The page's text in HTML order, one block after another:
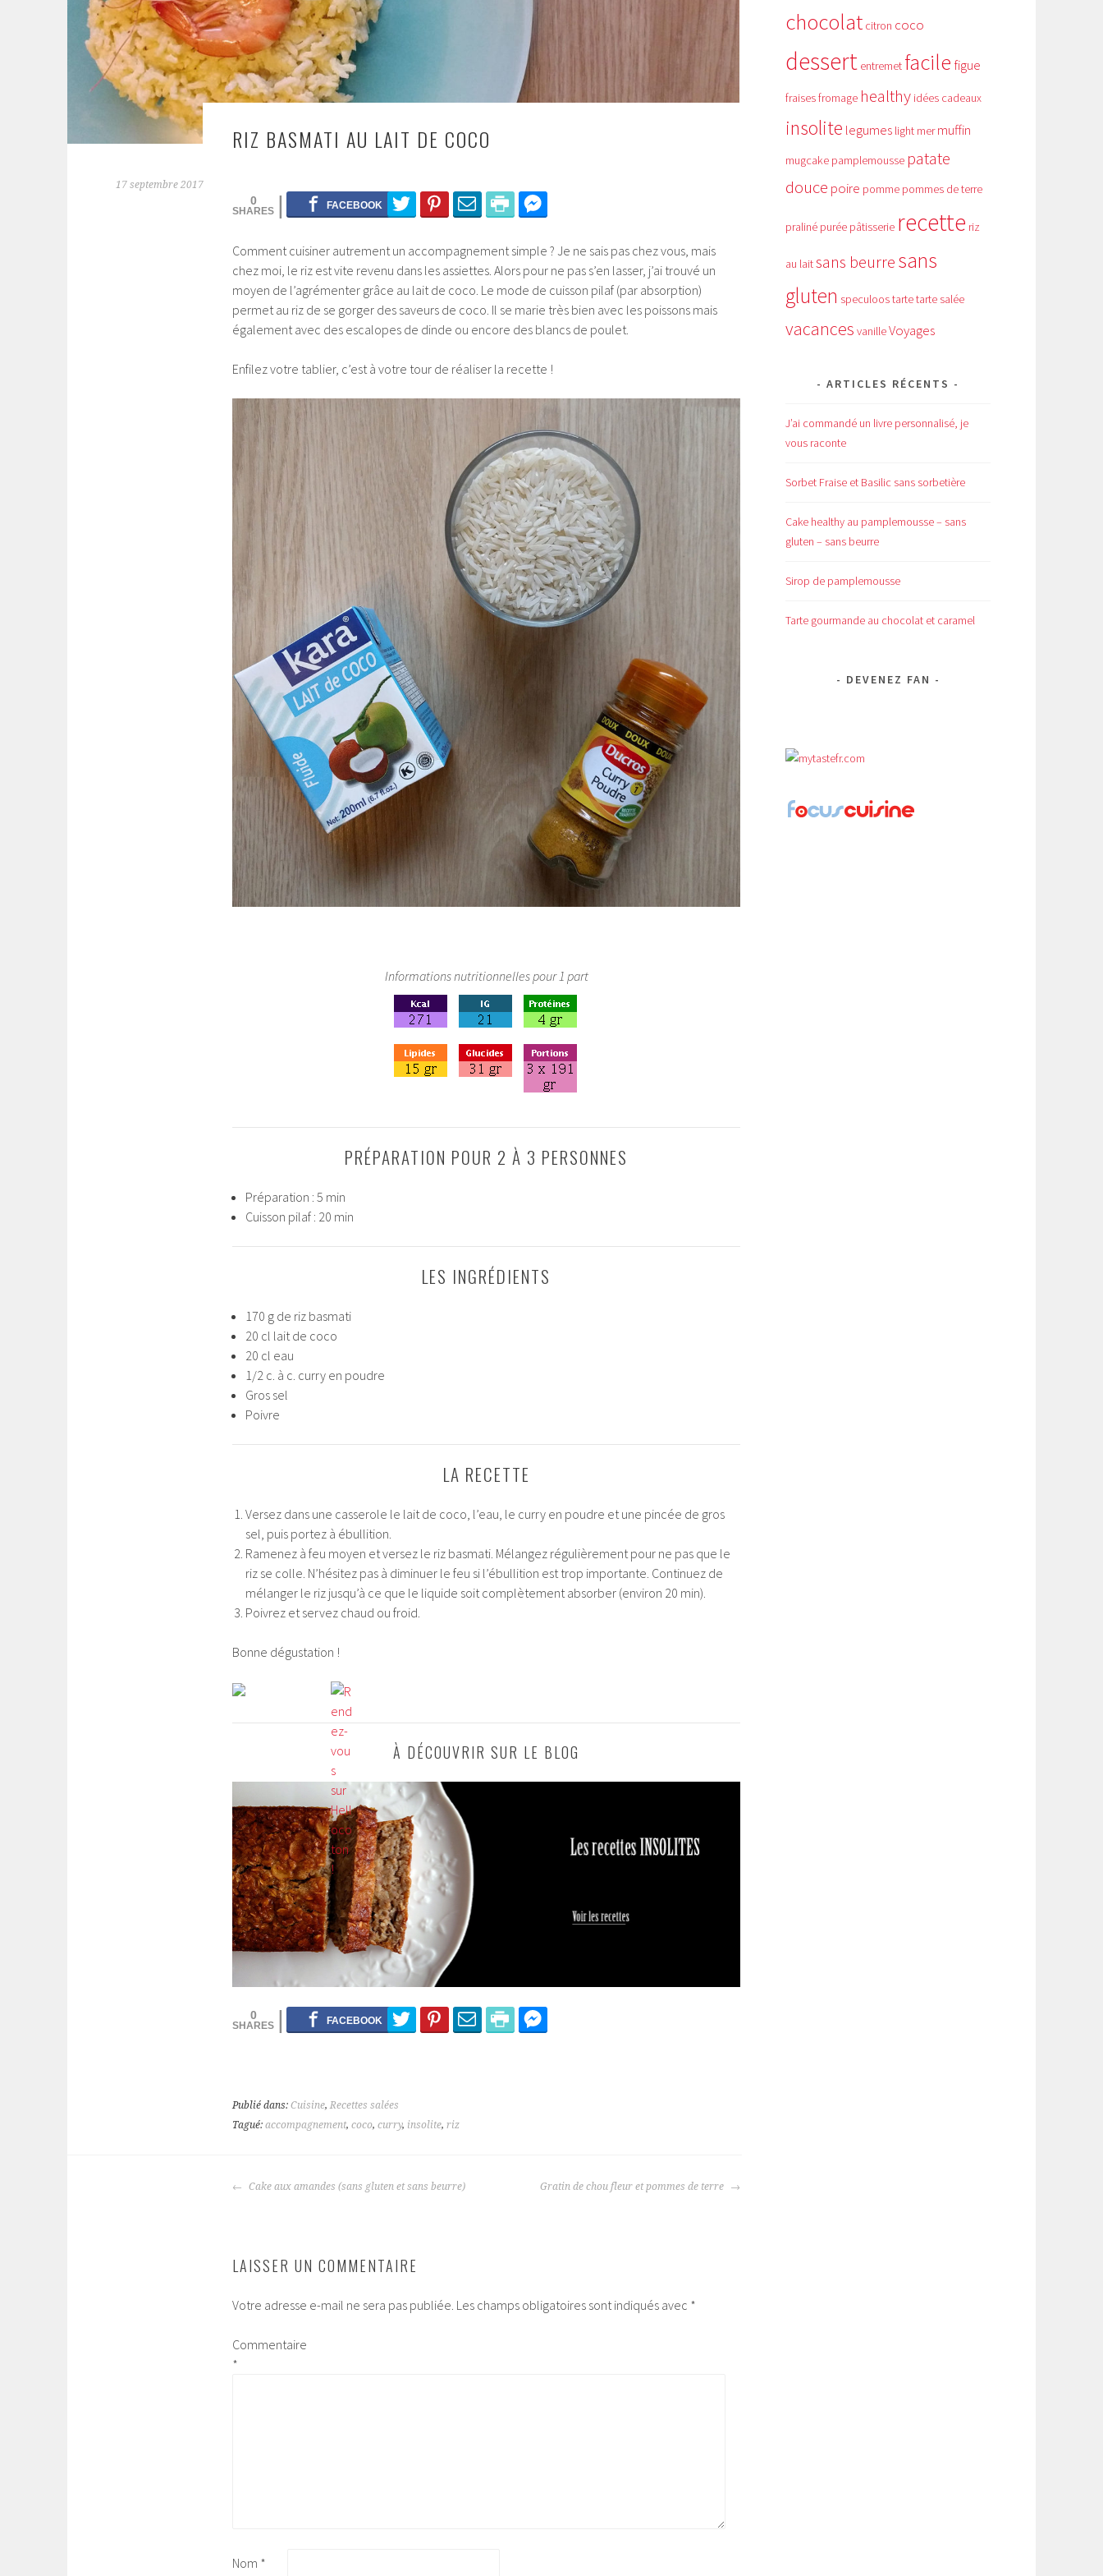
RIZ BASMATI AU LAIT DE COCO
17 septembre 2017
0
Comment cuisiner autrement un accompagnement simple ? Je ne sais pas chez vous, mais
chez moi, le riz est vite revenu dans les assiettes. Alors pour ne pas s’en lasser, j’ai trouvé un
moyen de l’agrémenter grâce au lait de coco. Le mode de cuisson pilaf (par absorption)
permet au riz de se gorger des saveurs de coco. Il se marie très bien avec les poissons mais
également avec des escalopes de dinde ou encore des blancs de poulet.
Enfilez votre tablier, c’est à votre tour de réaliser la recette !
Informations nutritionnelles pour 1 part
PRÉPARATION POUR 2 À 3 PERSONNES
Préparation : 5 min
Cuisson pilaf : 20 min
LES INGRÉDIENTS
170 g de riz basmati
20 cl lait de coco
20 cl eau
1/2 c. à c. curry en poudre
Gros sel
Poivre
LA RECETTE
Versez dans une casserole le lait de coco, l’eau, le curry en poudre et une pincée de gros
sel, puis portez à ébullition.
Ramenez à feu moyen et versez le riz basmati. Mélangez régulièrement pour ne pas que le
riz se colle. N’hésitez pas à diminuer le feu si l’ébullition est trop importante. Continuez de
mélanger le riz jusqu’à ce que le liquide soit complètement absorber (environ 20 min).
Poivrez et servez chaud ou froid.
Bonne dégustation !
À DÉCOUVRIR SUR LE BLOG
0
Publié dans: Cuisine,Recettes salées
Tagué: accompagnement, coco, curry, insolite, riz
NAVIGATION
Cake aux amandes (sans gluten et sans beurre) Gratin de chou fleur et pommes de terre
LAISSER UN COMMENTAIRE
Votre adresse e-mail ne sera pas publiée. Les champs obligatoires sont indiqués avec *
Commentaire
*
Nom *
chocolat citron coco
dessert entremet facile figue
fraisesfromage healthy idées cadeaux
insolite legumes light mer muffin
mugcake pamplemousse patate
douce poire pomme pommes de terre
praliné purée pâtisserie recette riz
au laitsans beurresans
gluten speculoostartetarte salée
vacances vanilleVoyages
ARTICLES RÉCENTS
J’ai commandé un livre personnalisé, je
vous raconte
Sorbet Fraise et Basilic sans sorbetière
Cake healthy au pamplemousse – sans
gluten – sans beurre
Sirop de pamplemousse
Tarte gourmande au chocolat et caramel
DEVENEZ FAN